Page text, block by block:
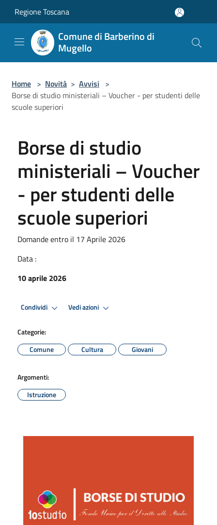
Regione Toscana
Comune di Barberino di
Mugello
Home > Novità > Avvisi >
Borse di studio ministeriali – Voucher - per studenti delle
scuole superiori
Borse di studio
ministeriali – Voucher
- per studenti delle
scuole superiori
Domande entro il 17 Aprile 2026
Data :
10 aprile 2026
Condividi Vedi azioni
Categorie:
Comune
Cultura Giovani
Argomenti:
Istruzione